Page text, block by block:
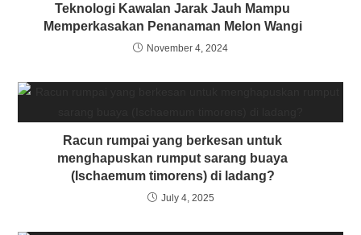
Teknologi Kawalan Jarak Jauh Mampu
Memperkasakan Penanaman Melon Wangi
November 4, 2024
Racun rumpai yang berkesan untuk
menghapuskan rumput sarang buaya
(Ischaemum timorens) di ladang?
July 4, 2025